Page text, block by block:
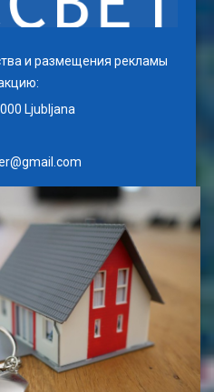
и размещения рекламы
Ljubljana